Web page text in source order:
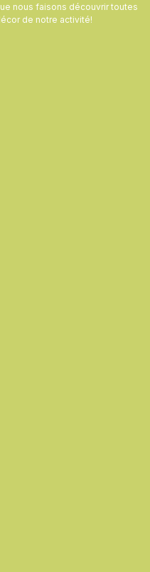
nous faisons découvrir toutes
de notre activité!